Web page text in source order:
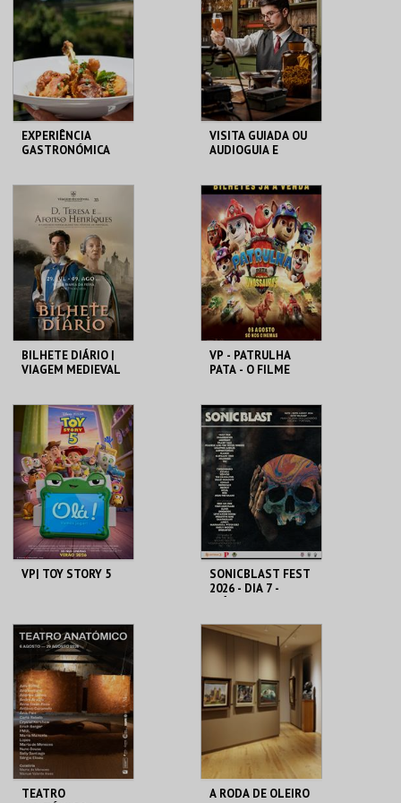
MAIS INFO
COMPRAR
MAIS INFO
COMPRAR
EXPERIÊNCIA
GASTRONÓMICA
MOURISCA
RESTAURANTE
MAIS INFO
COMPRAR
VISITA GUIADA OU
AUDIOGUIA E
ARTESANAIS
MUSEU DA CERVEJA
MAIS INFO
COMPRAR
BILHETE DIÁRIO |
VIAGEM MEDIEVAL
SANTA MARIA DA
FEIRA
MAIS INFO
COMPRAR
VP - PATRULHA
PATA - O FILME
CINEMAS CINEMAX
PENAFIEL
MAIS INFO
COMPRAR
VP| TOY STORY 5
CINEMAS CINEMAX
PENAFIEL
MAIS INFO
COMPRAR
SONICBLAST FEST
2026 - DIA 7 -
PRAIA DUNA DO
CALDEIRÃO
MAIS INFO
COMPRAR
TEATRO
A RODA DE OLEIRO